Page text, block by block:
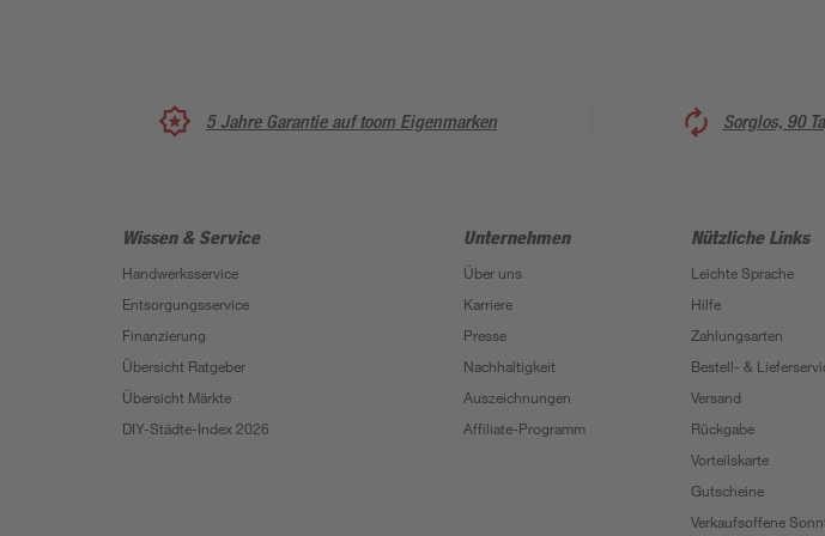
5 Jahre Garantie auf toom Eigenmarken Sorglos, 90
Wissen & Service
Handwerksservice
Entsorgungsservice
Finanzierung
Übersicht Ratgeber
Übersicht Märkte
DIY-Städte-Index 2026
Unternehmen
Über uns
Karriere
Presse
Nachhaltigkeit
Auszeichnungen
Affiliate-Programm
Nützliche Links
Leichte Sprache
Hilfe
Zahlungsarten
Bestell- &
Versand
Rückgabe
Vorteilskarte
Gutscheine
Verkaufsoffene